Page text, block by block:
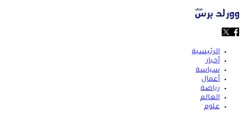
الرئيسية
أخبار
سياسة
أعمال
رياضة
العالم
علوم